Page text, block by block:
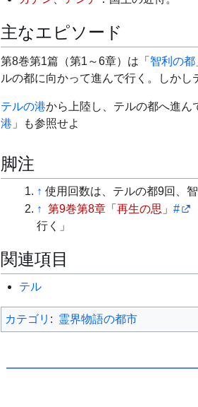
主なエピソード
第8巻第1篇（第1～6章）は「 智利の都
ルの都に向かって進んで行く。しかし
テルの港から上陸し、テルの都へ進ん
港 」も参照せよ
脚注
↑ 使用回数は、テルの都9回、
↑ 第9巻第8章 「再生の思 」#
行く」
関連項目
テル
カテゴリ : 霊界物語の都市